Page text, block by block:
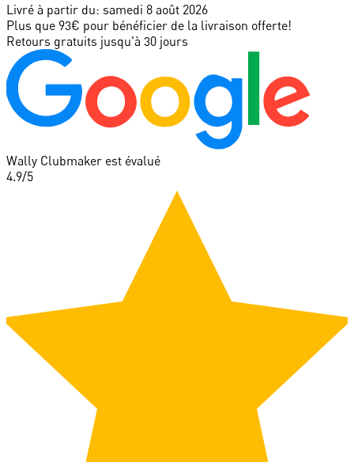
Livré à partir du: samedi 8 août 2026
Plus que 93€ pour bénéficier de la livraison offerte!
Retours gratuits jusqu'à 30 jours
Wally Clubmaker est évalué
4.9/5